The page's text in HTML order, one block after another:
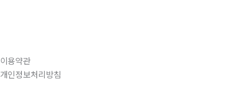
이용약관
개인정보처리방침